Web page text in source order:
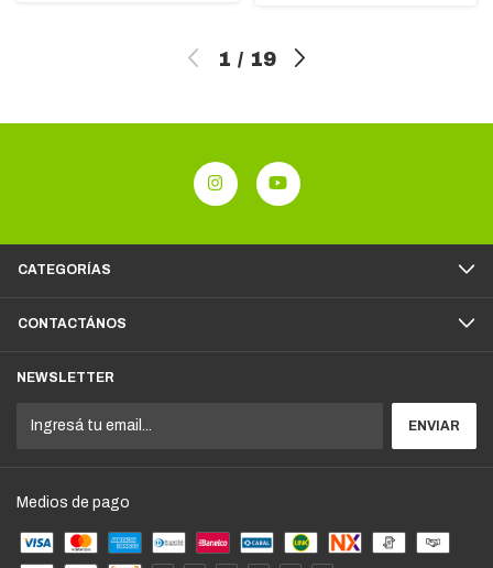
1 / 19
CATEGORÍAS
CONTACTÁNOS
NEWSLETTER
Medios de pago